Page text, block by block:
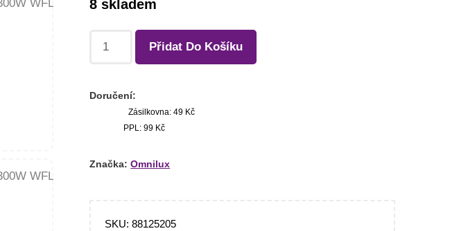
8 skladem
Přidat Do Košíku
Doručení:
Zásilkovna: 49 Kč
PPL: 99 Kč
Značka: Omnilux
SKU:88125205